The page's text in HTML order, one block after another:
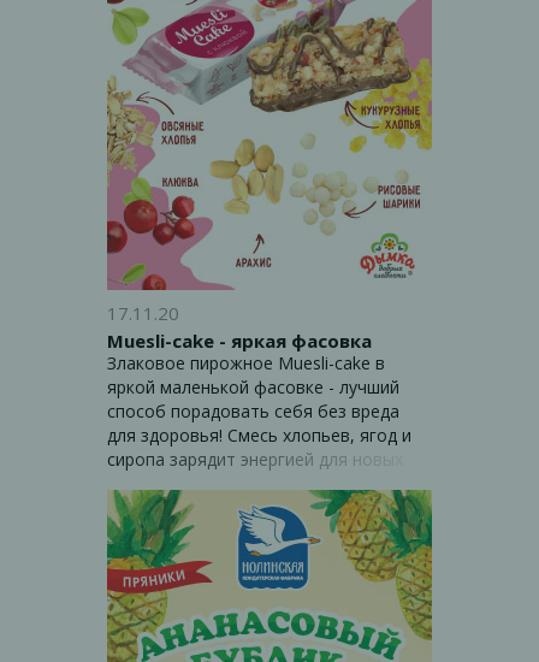
17.11.20
Muesli-cake - яркая фасовка
Злаковое пирожное Muesli-cake в
яркой маленькой фасовке - лучший
способ порадовать себя без вреда
для здоровья! Смесь хлопьев, ягод и
сиропа зарядит энергией для новых